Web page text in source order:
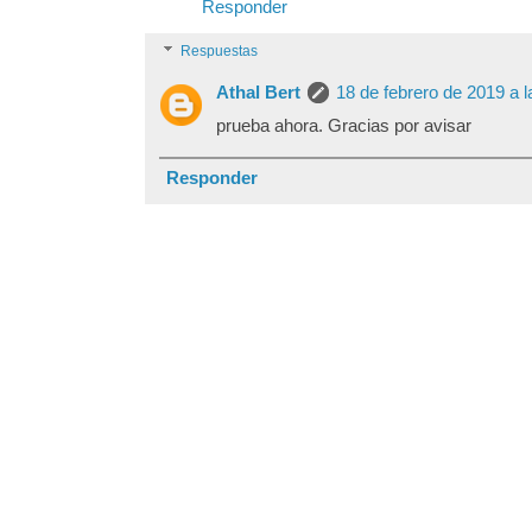
Responder
Respuestas
Athal Bert
18 de febrero de 2019 a
prueba ahora. Gracias por avisar
Responder